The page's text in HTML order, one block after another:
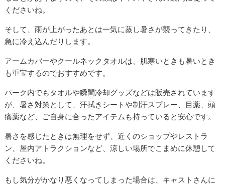
くださいね。
そして、雨が上がったあとは一気に蒸し暑さが襲ってきたり、
急に冷え込んだりします。
アームカバーやクールネックタオルは、肌寒いときも暑いとき
も重宝するのでおすすめです。
パーク内でもタオルや瞬間冷却グッズなどは販売されています
が、暑さ対策として、汗拭きシートや制汗スプレー、目薬、頭
痛薬など、ご自身に合ったアイテムも持っていると安心です。
暑さを感じたときは無理をせず、近くのショップやレストラ
ン、屋内アトラクションなど、涼しい場所でこまめに休憩して
くださいね。
もし気分がかなり悪くなってしまった場合は、キャストさんに